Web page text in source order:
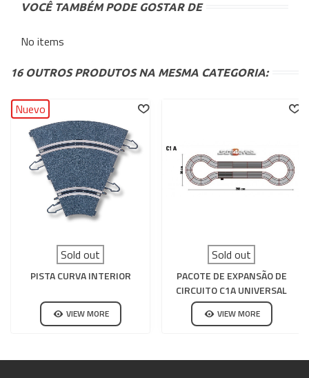
VOCÊ TAMBÉM PODE GOSTAR DE
No items
16 OUTROS PRODUTOS NA MESMA CATEGORIA:
Nuevo
Sold out
PISTA CURVA INTERIOR
VIEW MORE
Sold out
PACOTE DE EXPANSÃO DE
CIRCUITO C1A UNIVERSAL
SCALEXTRIC
VIEW MORE